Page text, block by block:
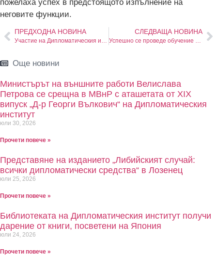
пожелаха успех в предстоящото изпълнение на
неговите функции.
ПРЕДХОДНА НОВИНА
Участие на Дипломатическия институт в кариерния форум на Юридическия факултет на Софийския университет
СЛЕДВАЩА НОВИНА
Успешно се проведе обучение на тема „Ролята на многостранната дипломация в управлението на международни кризи и конфликти“
Още новини
Министърът на външните работи Велислава
Петрова се срещна в МВнР с аташетата от XIX
випуск „Д-р Георги Вълкович“ на Дипломатическия
институт
юли 30, 2026
Прочети повече »
Представяне на изданието „Либийският случай:
всички дипломатически средства“ в Лозенец
юли 25, 2026
Прочети повече »
Библиотеката на Дипломатическия институт получи
дарение от книги, посветени на Япония
юли 24, 2026
Прочети повече »